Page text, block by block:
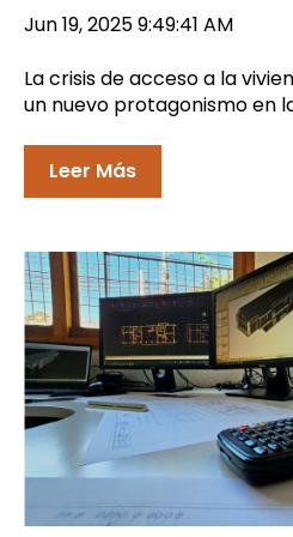
Jun 19, 2025 9:49:41 AM
La crisis de acceso a la
un nuevo protagonismo en
Leer Más